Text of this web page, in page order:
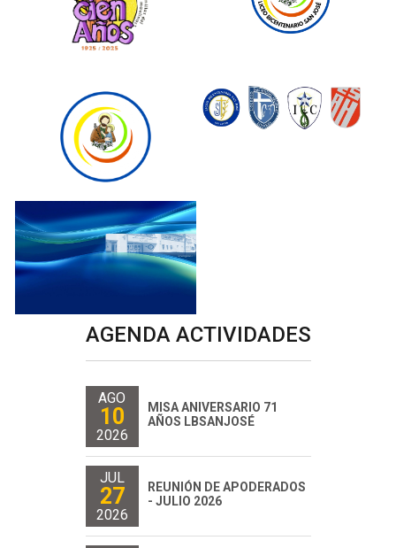
AGENDA ACTIVIDADES
AGO
10
2026
MISA ANIVERSARIO 71
AÑOS LBSANJOSÉ
JUL
27
2026
REUNIÓN DE APODERADOS
- JULIO 2026